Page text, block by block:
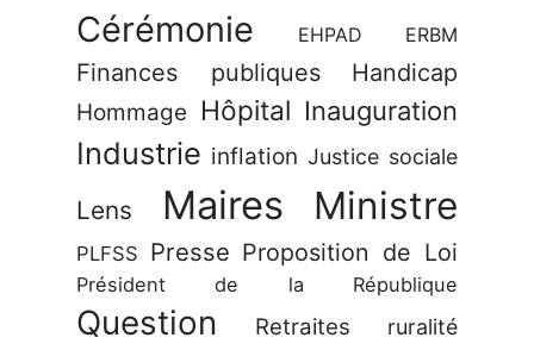
Cérémonie EHPAD ERBM
Finances publiques Handicap
Hommage Hôpital Inauguration
Industrie inflation Justice sociale
Lens Maires Ministre
PLFSS Presse Proposition de Loi
Président de la République
Question Retraites ruralité